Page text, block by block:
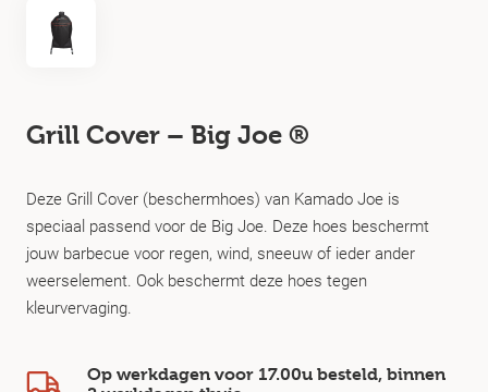
Grill Cover – Big Joe ®
Deze Grill Cover (beschermhoes) van Kamado Joe is
speciaal passend voor de Big Joe. Deze hoes beschermt
jouw barbecue voor regen, wind, sneeuw of ieder ander
weerselement. Ook beschermt deze hoes tegen
kleurvervaging.
Op werkdagen voor 17.00u besteld, binnen